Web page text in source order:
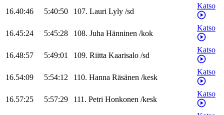
16.40:46 5:40:50 107. Lauri Lyly /sd
Katso
16.45:24 5:45:28 108. Juha Hänninen /kok
Katso
16.48:57 5:49:01 109. Riitta Kaarisalo /sd
Katso
16.54:09 5:54:12 110. Hanna Räsänen /kesk
Katso
16.57:25 5:57:29 111. Petri Honkonen /kesk
Katso